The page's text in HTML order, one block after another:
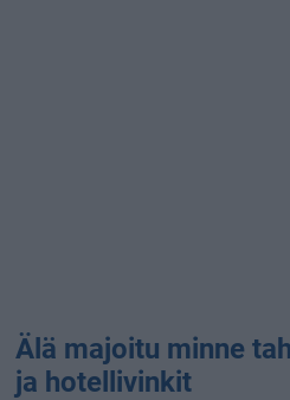
Älä majoitu minne
ja hotellivinkit